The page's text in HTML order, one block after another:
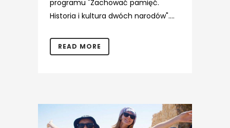
programu "Zachować pamięć.
Historia i kultura dwóch narodów"....
READ MORE